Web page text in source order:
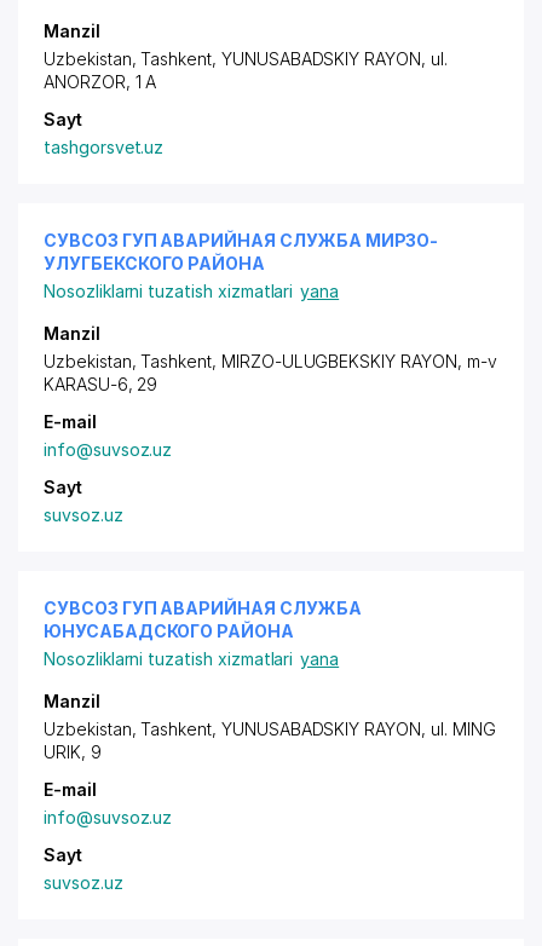
Manzil
Uzbekistan, Tashkent, YUNUSABADSKIY RAYON, ul.
ANORZOR, 1 A
Sayt
tashgorsvet.uz
СУВСОЗ ГУП АВАРИЙНАЯ СЛУЖБА МИРЗО-
УЛУГБЕКСКОГО РАЙОНА
Nosozliklarni tuzatish xizmatlari yana
Manzil
Uzbekistan, Tashkent, MIRZO-ULUGBEKSKIY RAYON, m-v
KARASU-6, 29
E-mail
info@suvsoz.uz
Sayt
suvsoz.uz
СУВСОЗ ГУП АВАРИЙНАЯ СЛУЖБА
ЮНУСАБАДСКОГО РАЙОНА
Nosozliklarni tuzatish xizmatlari yana
Manzil
Uzbekistan, Tashkent, YUNUSABADSKIY RAYON, ul. MING
URIK, 9
E-mail
info@suvsoz.uz
Sayt
suvsoz.uz